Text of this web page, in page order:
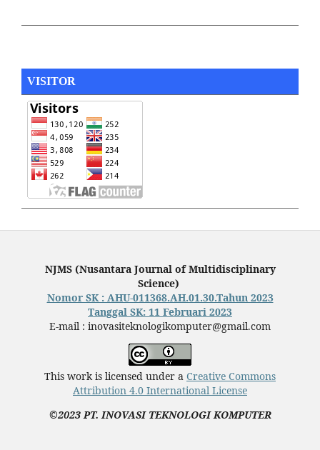
VISITOR
NJMS (Nusantara Journal of Multidisciplinary
Science)
Nomor SK : AHU-011368.AH.01.30.Tahun 2023
Tanggal SK: 11 Februari 2023
E-mail : inovasiteknologikomputer@gmail.com
This work is licensed under a Creative Commons
Attribution 4.0 International License
©2023 PT. INOVASI TEKNOLOGI KOMPUTER